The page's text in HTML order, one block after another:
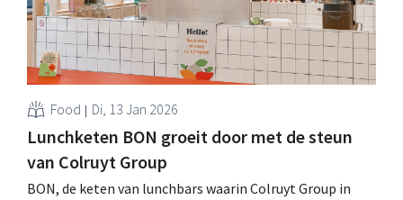
Food Di, 13 Jan 2026
Lunchketen BON groeit door met de steun
van Colruyt Group
BON, de keten van lunchbars waarin Colruyt Group in